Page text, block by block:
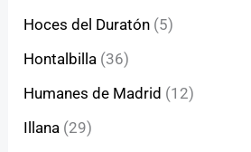
Hoces del Duratón (5)
Hontalbilla (36)
Humanes de Madrid (12)
Illana (29)